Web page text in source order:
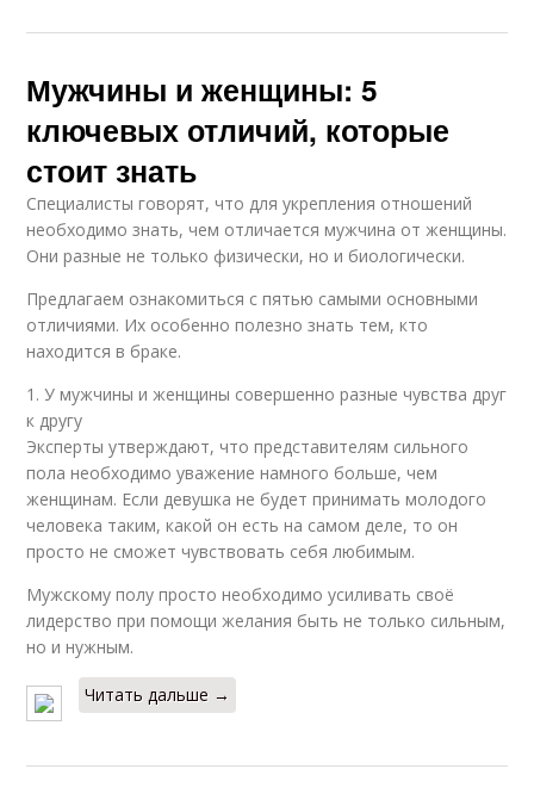
Мужчины и женщины: 5
ключевых отличий, которые
стоит знать
Специалисты говорят, что для укрепления отношений
необходимо знать, чем отличается мужчина от женщины.
Они разные не только физически, но и биологически.
Предлагаем ознакомиться с пятью самыми основными
отличиями. Их особенно полезно знать тем, кто
находится в браке.
1. У мужчины и женщины совершенно разные чувства друг
к другу
Эксперты утверждают, что представителям сильного
пола необходимо уважение намного больше, чем
женщинам. Если девушка не будет принимать молодого
человека таким, какой он есть на самом деле, то он
просто не сможет чувствовать себя любимым.
Мужскому полу просто необходимо усиливать своё
лидерство при помощи желания быть не только сильным,
но и нужным.
Читать дальше →